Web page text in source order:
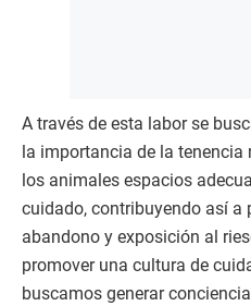
A través de esta labor se
la importancia de la tenencia
los animales espacios
cuidado, contribuyendo así a
abandono y exposición al
promover una cultura de
buscamos generar